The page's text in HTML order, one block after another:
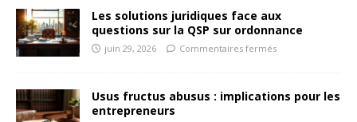
Les solutions juridiques face aux
questions sur la QSP sur ordonnance
juin 29, 2026 Commentaires fermés
Usus fructus abusus : implications pour les
entrepreneurs